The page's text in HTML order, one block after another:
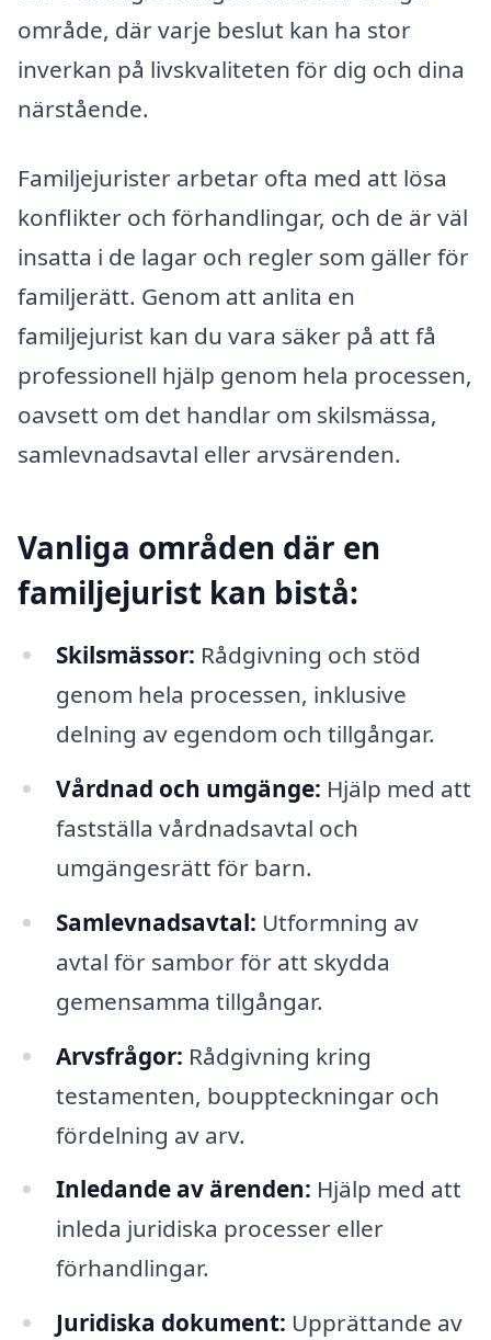
område, där varje beslut kan ha stor
inverkan på livskvaliteten för dig och dina
närstående.
Familjejurister arbetar ofta med att lösa
konflikter och förhandlingar, och de är väl
insatta i de lagar och regler som gäller för
familjerätt. Genom att anlita en
familjejurist kan du vara säker på att få
professionell hjälp genom hela processen,
oavsett om det handlar om skilsmässa,
samlevnadsavtal eller arvsärenden.
Vanliga områden där en
familjejurist kan bistå:
Skilsmässor: Rådgivning och stöd
genom hela processen, inklusive
delning av egendom och tillgångar.
Vårdnad och umgänge: Hjälp med att
fastställa vårdnadsavtal och
umgängesrätt för barn.
Samlevnadsavtal: Utformning av
avtal för sambor för att skydda
gemensamma tillgångar.
Arvsfrågor: Rådgivning kring
testamenten, bouppteckningar och
fördelning av arv.
Inledande av ärenden: Hjälp med att
inleda juridiska processer eller
förhandlingar.
Juridiska dokument: Upprättande av